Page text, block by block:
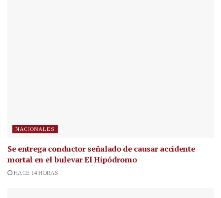
NACIONALES
Se entrega conductor señalado de causar accidente
mortal en el bulevar El Hipódromo
HACE 14 HORAS